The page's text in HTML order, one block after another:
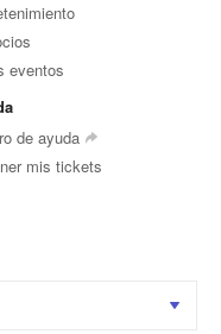
eventos
de ayuda
mis tickets